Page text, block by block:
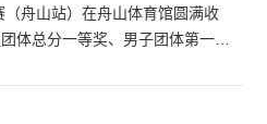
舟山站）在舟山体育馆圆满收
体总分一等奖、男子团体第一
间，指导老师精准对标赛事标